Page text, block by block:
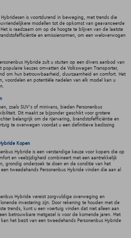
Hybridesen is voortdurend in beweging, met trends die
modellen tot de opkomst van geavanceerde
is raadzaam om op de hoogte te blijven van de laatste
en emissienormen, om een weloverwogen
Hybride zult u stuiten op een divers aanbod van
keuzes omvatten de Volkswagen Transporter,
om hun betrouwbaarheid, duurzaamheid en comfort. Het
voordelen en potentiële nadelen van elk model kan u
zoals SUV's of minivans, bieden Personenbus
Dit maakt ze bijzonder geschikt voor grotere
belangrijk om de rijervaring, brandstofefficiëntie en
te overwegen voordat u een definitieve beslissing
Kopen
Hybride is een verstandige keuze voor kopers die op
en veelzijdigheid combineert met een aantrekkelijk
grondig onderzoek te doen en de conditie van het
tweedehands Personenbus Hybride vinden die aan al
Hybride vereist zorgvuldige overweging en
investering zijn. Door rekening te houden met de
trends, kunt u een voertuig vinden dat niet alleen aan
betrouwbare metgezel is voor de komende jaren. Met
het bezit van een tweedehands Personenbus Hybride